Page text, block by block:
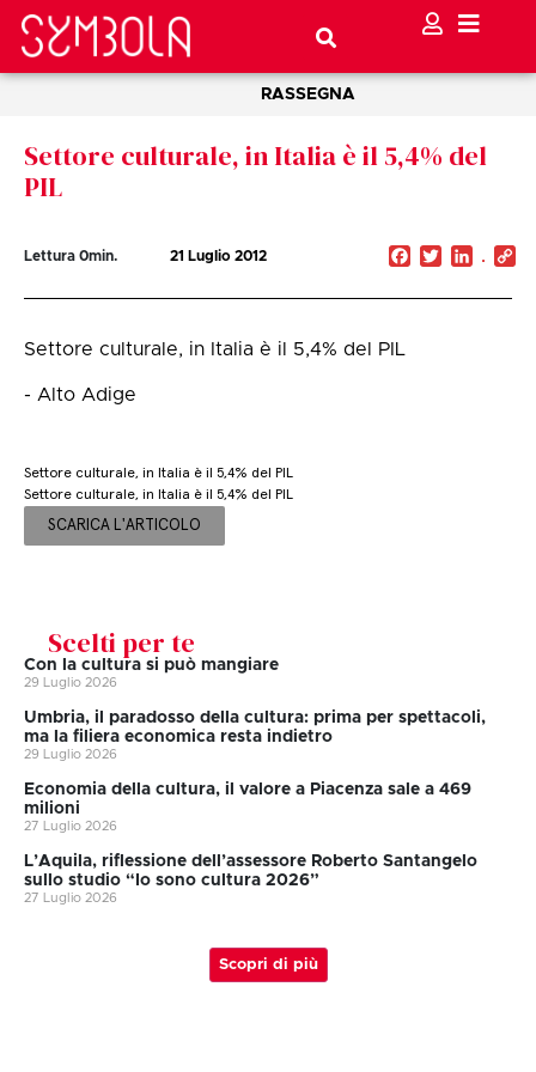
RASSEGNA
Settore culturale, in Italia è il 5,4% del
PIL
Lettura 0min. 21 Luglio 2012 Facebook
Twitter
Settore culturale, in Italia è il 5,4% del PIL
- Alto Adige
Settore culturale, in Italia è il 5,4% del PIL
Settore culturale, in Italia è il 5,4% del PIL
SCARICA L'ARTICOLO
Scelti per te
Con la cultura si può mangiare
29 Luglio 2026
Umbria, il paradosso della cultura: prima per spettacoli,
ma la filiera economica resta indietro
29 Luglio 2026
Economia della cultura, il valore a Piacenza sale a 469
milioni
27 Luglio 2026
L’Aquila, riflessione dell’assessore Roberto Santangelo
sullo studio “Io sono cultura 2026”
27 Luglio 2026
Scopri di più